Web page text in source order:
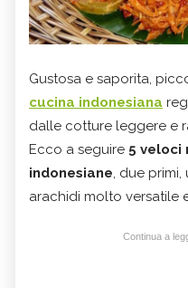
Gustosa e saporita,
cucina indonesiana
dalle cotture leggere e
Ecco a seguire 5 veloci
indonesiane, due primi,
arachidi molto versatile
Continua a